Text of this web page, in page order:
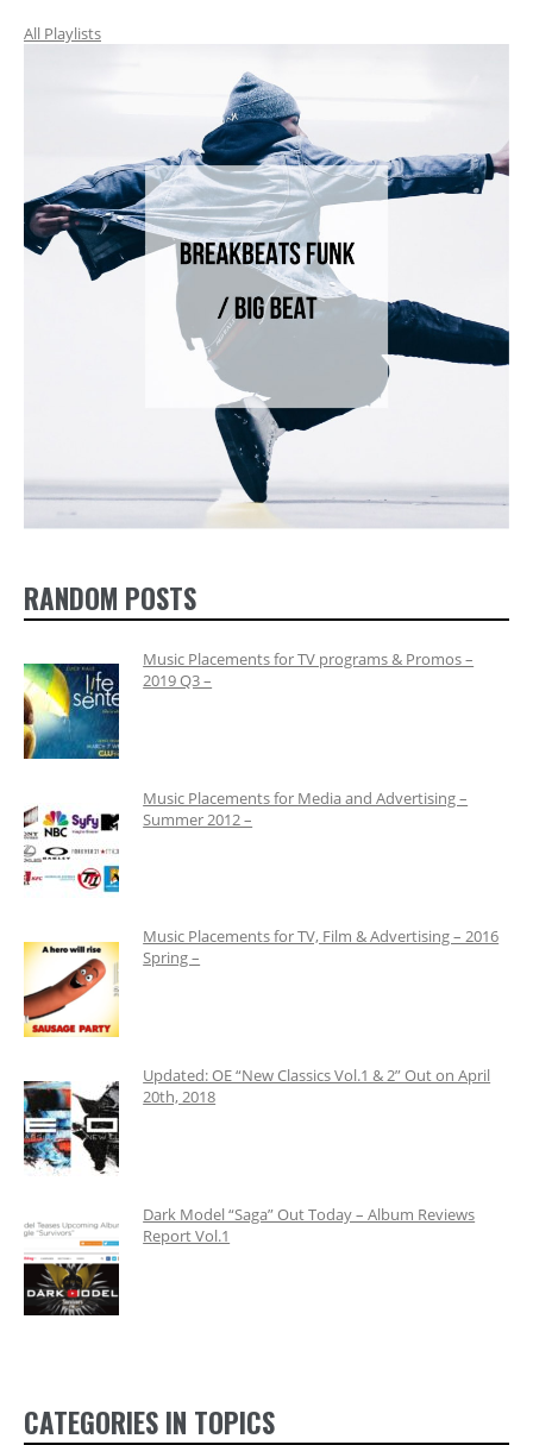
All Playlists
RANDOM POSTS
Music Placements for TV programs & Promos –
2019 Q3 –
Music Placements for Media and Advertising –
Summer 2012 –
Music Placements for TV, Film & Advertising – 2016
Spring –
Updated: OE “New Classics Vol.1 & 2” Out on April
20th, 2018
Dark Model “Saga” Out Today – Album Reviews
Report Vol.1
CATEGORIES IN TOPICS